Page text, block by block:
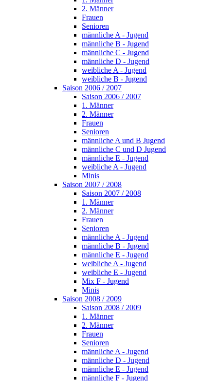
2. Männer
Frauen
Senioren
männliche A - Jugend
männliche B - Jugend
männliche C - Jugend
männliche D - Jugend
weibliche A - Jugend
weibliche B - Jugend
Saison 2006 / 2007
Saison 2006 / 2007
1. Männer
2. Männer
Frauen
Senioren
männliche A und B Jugend
männliche C und D Jugend
männliche E - Jugend
weibliche A - Jugend
Minis
Saison 2007 / 2008
Saison 2007 / 2008
1. Männer
2. Männer
Frauen
Senioren
männliche A - Jugend
männliche B - Jugend
männliche E - Jugend
weibliche A - Jugend
weibliche E - Jugend
Mix F - Jugend
Minis
Saison 2008 / 2009
Saison 2008 / 2009
1. Männer
2. Männer
Frauen
Senioren
männliche A - Jugend
männliche D - Jugend
männliche E - Jugend
männliche F - Jugend